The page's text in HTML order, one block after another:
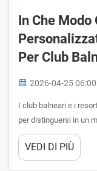
In Che
Per Club
2026-04-25
I club balneari e i
per distinguersi in un
gli asciugamani
branding più efficaci
VEDI DI PIÙ